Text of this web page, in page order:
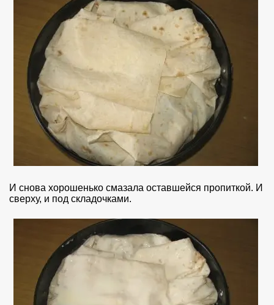
И снова хорошенько смазала оставшейся пропиткой. И
сверху, и под складочками.